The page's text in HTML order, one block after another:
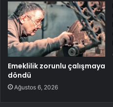
Emeklilik zorunlu çalışmaya
döndü
Ağustos 6, 2026